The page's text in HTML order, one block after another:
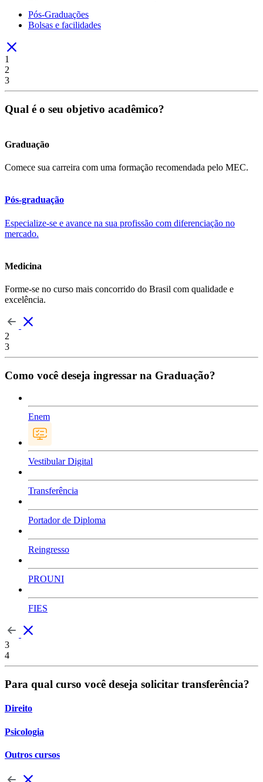
Pós-Graduações
Bolsas e facilidades
1
2
3
Qual é o seu objetivo acadêmico?
Graduação
Comece sua carreira com uma formação recomendada pelo MEC.
Pós-graduação
Especialize-se e avance na sua profissão com diferenciação no
mercado.
Medicina
Forme-se no curso mais concorrido do Brasil com qualidade e
excelência.
2
3
Como você deseja ingressar na Graduação?
Enem
Vestibular Digital
Transferência
Portador de Diploma
Reingresso
PROUNI
FIES
3
4
Para qual curso você deseja solicitar transferência?
Direito
Psicologia
Outros cursos